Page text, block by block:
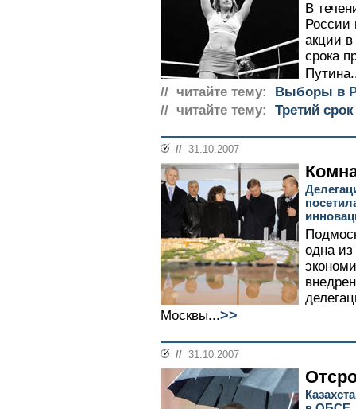
В
России
акции в
срока
// читайте тему:
Выборы в
// читайте тему:
Третий
// 31.10.2007
одна
Москвы...>>
// 31.10.2007